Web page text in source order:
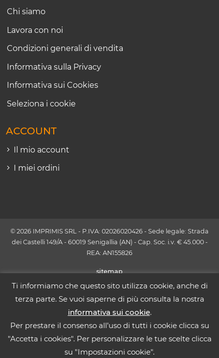
Chi siamo
Lavora con noi
Condizioni generali di vendita
Informativa sulla Privacy
Informativa sui Cookies
Seleziona i cookie
ACCOUNT
Il mio account
I miei ordini
© 2026 IMPRIMIS SRL - P.IVA: 02026020426 - Sede legale: Strada
dei Castelli 149/A - 60019 Senigallia (AN) - Cap. Soc. i.v. € 45.000 -
REA: AN155826
sitemap
Ti informiamo che questo sito utilizza cookie, anche di
terza parte. Se vuoi saperne di più consulta la nostra
informativa sui cookie.
Per prestare il consenso all’uso di tutti i cookie clicca su
"Accetta i cookies". Per personalizzare le tue scelte clicca
su "Impostazioni cookie".